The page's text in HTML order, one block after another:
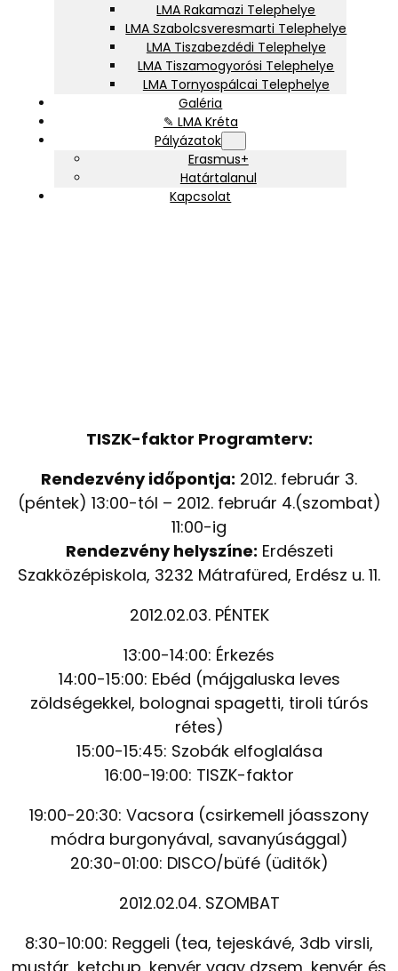
LMA Rakamazi Telephelye
LMA Szabolcsveresmarti Telephelye
LMA Tiszabezdédi Telephelye
LMA Tiszamogyorósi Telephelye
LMA Tornyospálcai Telephelye
Galéria
✎ LMA Kréta
Pályázatok
Erasmus+
Határtalanul
Kapcsolat
TISZK-faktor Programterv:
Rendezvény időpontja: 2012. február 3.
(péntek) 13:00-tól – 2012. február 4.(szombat)
11:00-ig
Rendezvény helyszíne: Erdészeti
Szakközépiskola, 3232 Mátrafüred, Erdész u. 11.
2012.02.03. PÉNTEK
13:00-14:00: Érkezés
14:00-15:00: Ebéd (májgaluska leves
zöldségekkel, bolognai spagetti, tiroli túrós
rétes)
15:00-15:45: Szobák elfoglalása
16:00-19:00: TISZK-faktor
19:00-20:30: Vacsora (csirkemell jóasszony
módra burgonyával, savanyúsággal)
20:30-01:00: DISCO/büfé (üditők)
2012.02.04. SZOMBAT
8:30-10:00: Reggeli (tea, tejeskávé, 3db virsli,